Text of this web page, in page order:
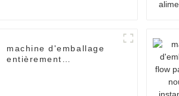
machine d'emballage
entièrement